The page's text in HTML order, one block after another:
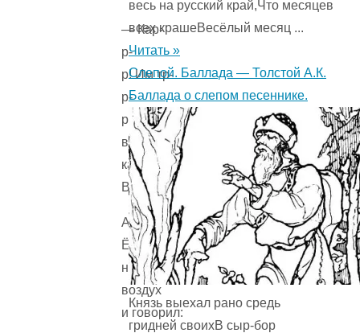
— Кар-
р-
р! Им тр-
р-
рудно
в пути! —
картавила
Ворона.
А
Ёжик
нюхал
воздух
и говорил:
весь на русский край,Что месяцев
всех крашеВесёлый месяц ...
Читать »
Слепой. Баллада — Толстой А.К.
Баллада о слепом песеннике.
Князь выехал рано средь
гридней своихВ сыр-бор